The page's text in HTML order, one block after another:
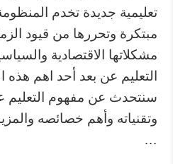
تعليمية جديدة تخدم
مبتكرة وتحررها من قيود
مشكلاتها الاقتصادية
التعليم عن بعد أحد اهم هذه
سنتحدث عن مفهوم التعليم
وتقنياته وأهم خصائصه
…